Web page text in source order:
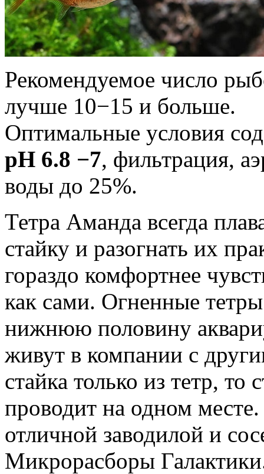
Рекомендуемое число
лучше 10−15 и больше.
Оптимальные условия
рН 6.8 −7, фильтрация,
воды до 25%.
Тетра Аманда всегда
стайку и разогнать их
гораздо комфортнее
как сами. Огненные
нижнюю половину
живут в компании с
стайка только из тетр,
проводит на одном
отличной заводилой и
Микрорасборы